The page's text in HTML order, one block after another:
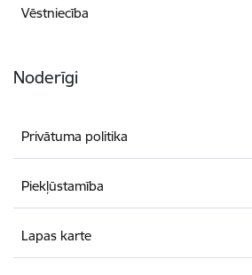
Vēstniecība
Noderīgi
Privātuma politika
Piekļūstamība
Lapas karte